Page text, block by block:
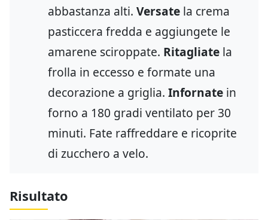
abbastanza alti. Versate la crema
pasticcera fredda e aggiungete le
amarene sciroppate. Ritagliate la
frolla in eccesso e formate una
decorazione a griglia. Infornate in
forno a 180 gradi ventilato per 30
minuti. Fate raffreddare e ricoprite
di zucchero a velo.
Risultato